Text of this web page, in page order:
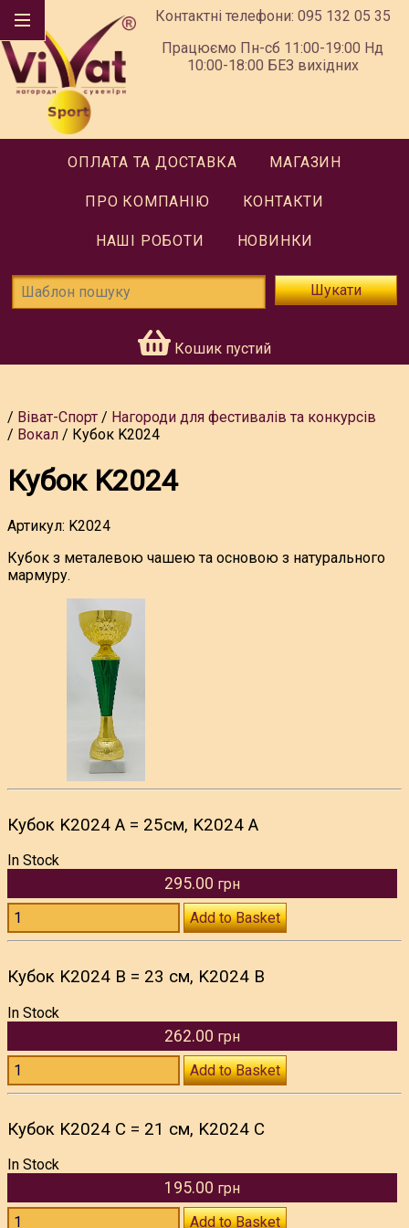
Контактні телефони: 095 132 05 35
Працюємо Пн-сб 11:00-19:00 Нд
10:00-18:00 БЕЗ вихідних
ОПЛАТА ТА ДОСТАВКА МАГАЗИН
ПРО КОМПАНІЮ КОНТАКТИ
НАШІ РОБОТИ НОВИНКИ
Шукати
Кошик пустий
Віват-Спорт
Нагороди для фестивалів та конкурсів
Вокал
Кубок K2024
Кубок K2024
Артикул: K2024
Кубок з металевою чашею та основою з натурального
мармуру.
Кубок K2024 A = 25см, K2024 A
In Stock
295.00 грн
Add to Basket
Кубок K2024 B = 23 см, K2024 B
In Stock
262.00 грн
Add to Basket
Кубок K2024 C = 21 см, K2024 C
In Stock
195.00 грн
Add to Basket